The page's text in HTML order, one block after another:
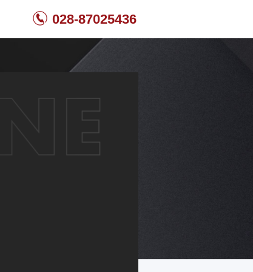
028-87025436